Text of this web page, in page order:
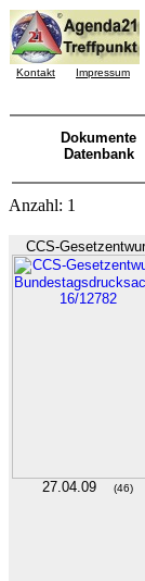
Kontakt Impressum
Dokumente
Datenbank
Anzahl: 1
CCS-
27.04.09 (46)